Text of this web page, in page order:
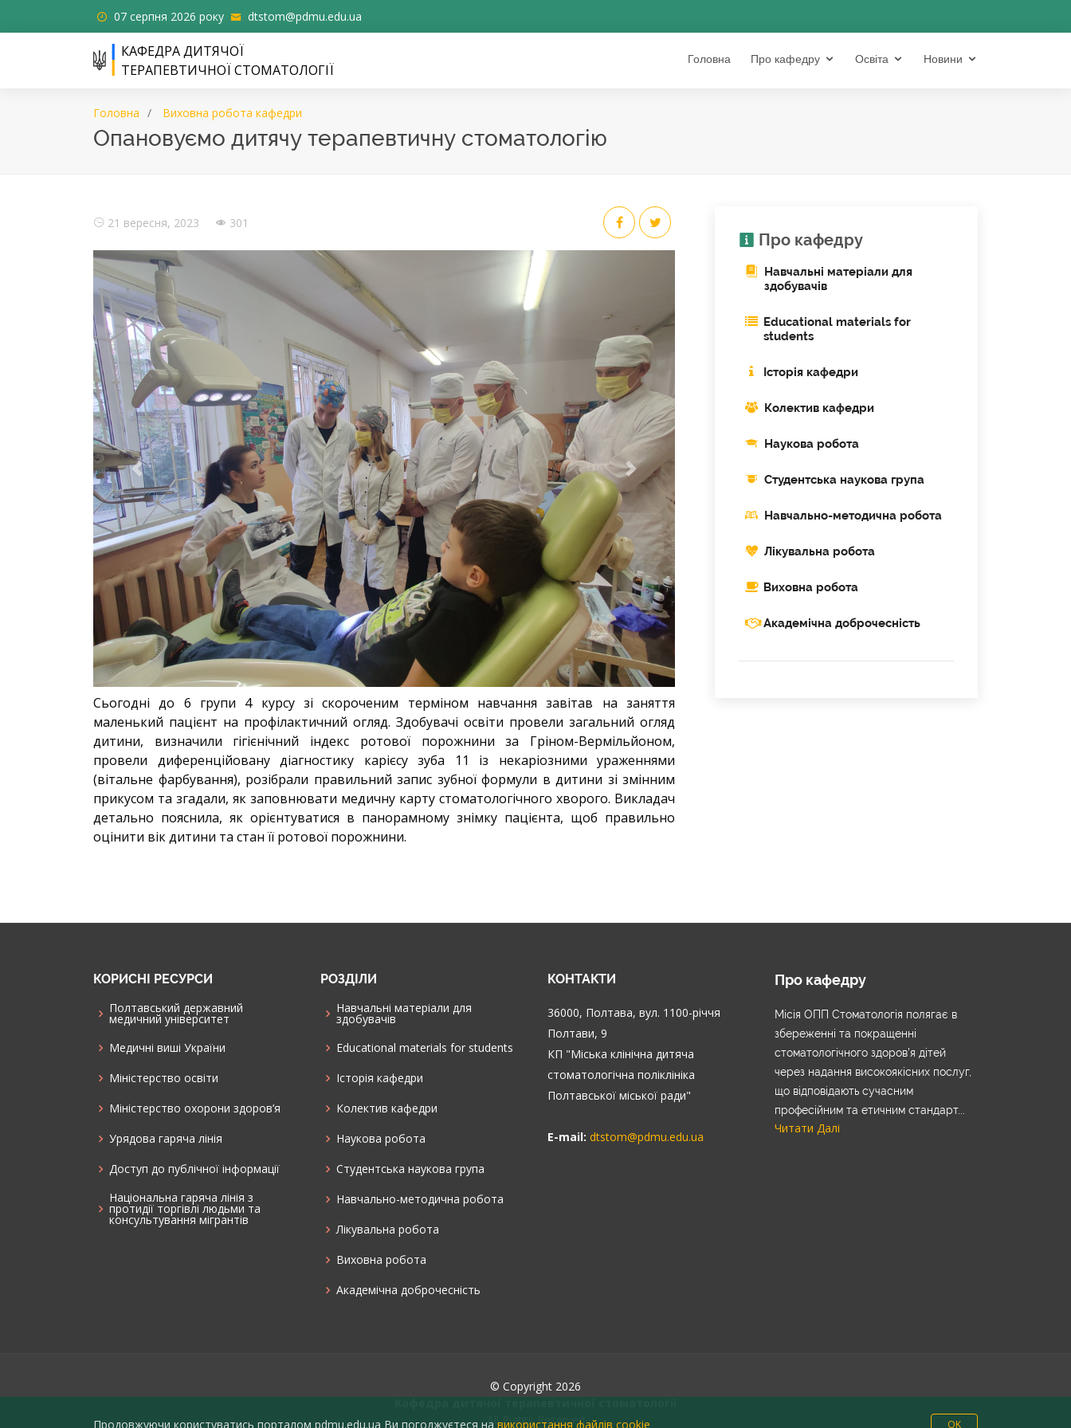
07 серпня 2026 року dtstom@pdmu.edu.ua
КАФЕДРА ДИТЯЧОЇ
ТЕРАПЕВТИЧНОЇ СТОМАТОЛОГІЇ
Головна Про кафедру Освіта Новини
Головна Виховна робота кафедри
Опановуємо дитячу терапевтичну стоматологію
21 вересня, 2023 301
Previous Next
Сьогодні до 6 групи 4 курсу зі скороченим терміном навчання завітав на заняття
маленький пацієнт на профілактичний огляд. Здобувачі освіти провели загальний огляд
дитини, визначили гігієнічний індекс ротової порожнини за Гріном-Вермільйоном,
провели диференційовану діагностику карієсу зуба 11 із некаріозними ураженнями
(вітальне фарбування), розібрали правильний запис зубної формули в дитини зі змінним
прикусом та згадали, як заповнювати медичну карту стоматологічного хворого. Викладач
детально пояснила, як орієнтуватися в панорамному знімку пацієнта, щоб правильно
оцінити вік дитини та стан її ротової порожнини.
Про кафедру
Навчальні матеріали для
здобувачів
Educational materials for
students
Історія кафедри
Колектив кафедри
Наукова робота
Cтудентська наукова група
Навчально-методична робота
Лікувальна робота
Виховна робота
Академічна доброчесність
КОРИСНІ РЕСУРСИ
Полтавський державний
медичний університет
Медичні виші України
Міністерство освіти
Міністерство охорони здоров’я
Урядова гаряча лінія
Доступ до публічної інформації
Національна гаряча лінія з
протидії торгівлі людьми та
консультування мiгрантiв
РОЗДІЛИ
Навчальні матеріали для
здобувачів
Educational materials for students
Історія кафедри
Колектив кафедри
Наукова робота
Cтудентська наукова група
Навчально-методична робота
Лікувальна робота
Виховна робота
Академічна доброчесність
КОНТАКТИ
36000, Полтава, вул. 1100-річчя
Полтави, 9
КП "Міська клінічна дитяча
стоматологічна поліклініка
Полтавської міської ради"
E-mail: dtstom@pdmu.edu.ua
Про кафедру
Місія ОПП Стоматологія полягає в
збереженні та покращенні
стоматологічного здоров’я дітей
через надання високоякісних послуг,
що відповідають сучасним
професійним та етичним стандарт...
Читати Далі
© Copyright 2026
All Rights Reserved
Продовжуючи користуватись порталом pdmu.edu.ua Ви погоджуєтеся на використання файлів cookie OK